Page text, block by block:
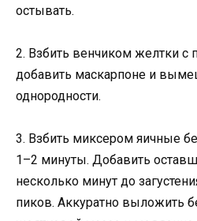
остывать.
2. Взбить венчиком желтки с
добавить маскарпоне и
однородности.
3. Взбить миксером яичные
1–2 минуты. Добавить
несколько минут до
пиков. Аккуратно выложить